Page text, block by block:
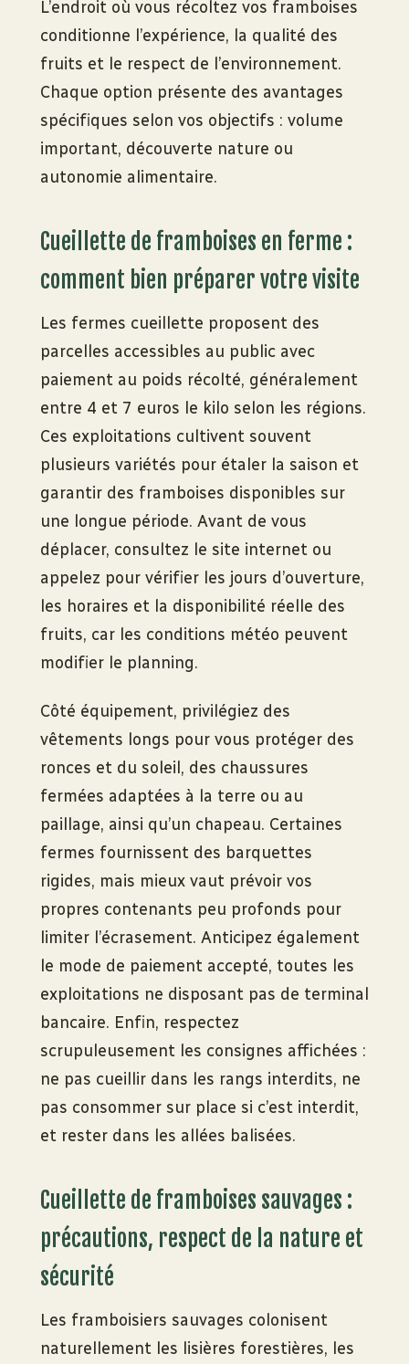
L’endroit où vous récoltez vos framboises
conditionne l’expérience, la qualité des
fruits et le respect de l’environnement.
Chaque option présente des avantages
spécifiques selon vos objectifs : volume
important, découverte nature ou
autonomie alimentaire.
Cueillette de framboises en ferme :
comment bien préparer votre visite
Les fermes cueillette proposent des
parcelles accessibles au public avec
paiement au poids récolté, généralement
entre 4 et 7 euros le kilo selon les régions.
Ces exploitations cultivent souvent
plusieurs variétés pour étaler la saison et
garantir des framboises disponibles sur
une longue période. Avant de vous
déplacer, consultez le site internet ou
appelez pour vérifier les jours d’ouverture,
les horaires et la disponibilité réelle des
fruits, car les conditions météo peuvent
modifier le planning.
Côté équipement, privilégiez des
vêtements longs pour vous protéger des
ronces et du soleil, des chaussures
fermées adaptées à la terre ou au
paillage, ainsi qu’un chapeau. Certaines
fermes fournissent des barquettes
rigides, mais mieux vaut prévoir vos
propres contenants peu profonds pour
limiter l’écrasement. Anticipez également
le mode de paiement accepté, toutes les
exploitations ne disposant pas de terminal
bancaire. Enfin, respectez
scrupuleusement les consignes affichées :
ne pas cueillir dans les rangs interdits, ne
pas consommer sur place si c’est interdit,
et rester dans les allées balisées.
Cueillette de framboises sauvages :
précautions, respect de la nature et
sécurité
Les framboisiers sauvages colonisent
naturellement les lisières forestières, les